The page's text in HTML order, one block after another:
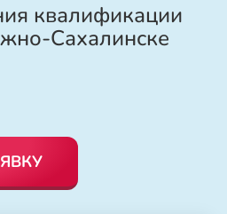
квалификации
Сахалинске